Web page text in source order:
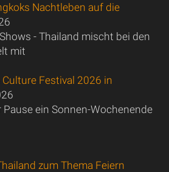
Nachtleben auf die
- Thailand mischt bei den
mit
Festival 2026 in
ein Sonnen-Wochenende
zum Thema Feiern